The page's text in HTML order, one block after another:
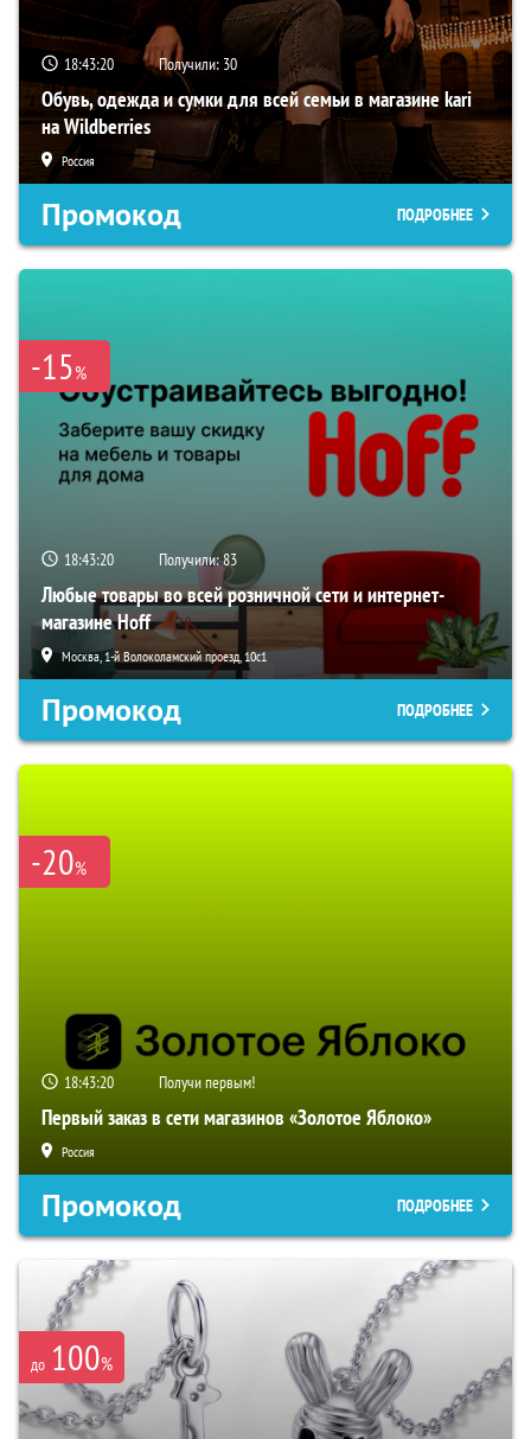
18:43:19 Получили: 30
Обувь, одежда и сумки для всей семьи в магазине kari
на Wildberries
Россия
Промокод ПОДРОБНЕЕ
-15%
18:43:19 Получили:83
Любые товары во всей розничной сети и интернет-
магазине Hoff
Москва, 1-й Волоколамский проезд, 10с1
Промокод ПОДРОБНЕЕ
-20%
18:43:19 Получи первым!
Первый заказ в сети магазинов «Золотое Яблоко»
Россия
Промокод ПОДРОБНЕЕ
до 100%